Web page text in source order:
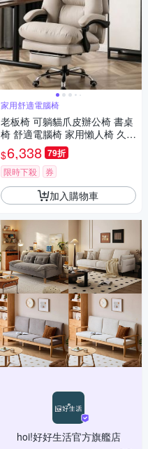
家用舒適電腦椅
老板椅 可躺貓爪皮辦公椅 書桌
椅 舒適電腦椅 家用懶人椅 久坐
人體工學椅（貓爪皮款）
$6,338 79折
限時下殺 券
加入購物車
hoi!好好生活官方旗艦店